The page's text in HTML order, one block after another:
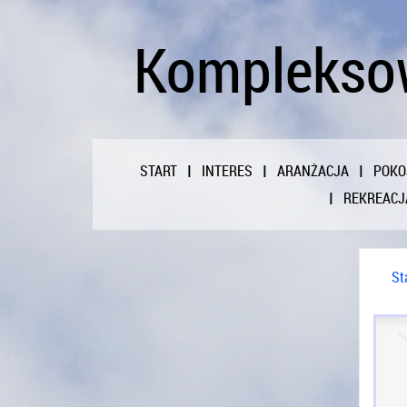
START INTERES ARANŻACJA